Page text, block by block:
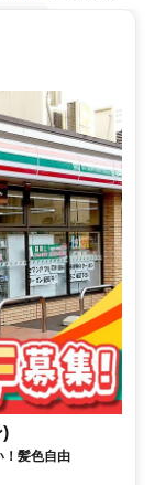
)
！髪色自由